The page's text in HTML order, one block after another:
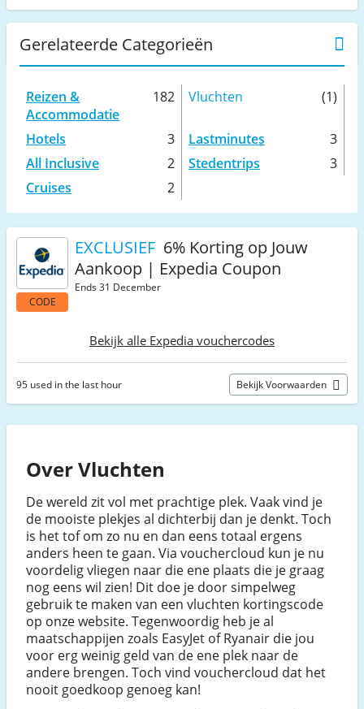
Gerelateerde Categorieën
Reizen &
Accommodatie
182 Vluchten (1)
Hotels 3 Lastminutes
3
All Inclusive
2 Stedentrips
3
Cruises
2
CODE
EXCLUSIEF 6% Korting op Jouw
Aankoop | Expedia Coupon
Ends 31 December
Bekijk alle Expedia vouchercodes
95 used in the last hour Bekijk Voorwaarden
Over Vluchten
De wereld zit vol met prachtige plek. Vaak vind je
de mooiste plekjes al dichterbij dan je denkt. Toch
is het tof om zo nu en dan eens totaal ergens
anders heen te gaan. Via vouchercloud kun je nu
voordelig vliegen naar die ene plaats die je graag
nog eens wil zien! Dit doe je door simpelweg
gebruik te maken van een vluchten kortingscode
op onze website. Tegenwoordig heb je al
maatschappijen zoals EasyJet of Ryanair die jou
voor erg weinig geld van de ene plek naar de
andere brengen. Toch vind vouchercloud dat het
nooit goedkoop genoeg kan!